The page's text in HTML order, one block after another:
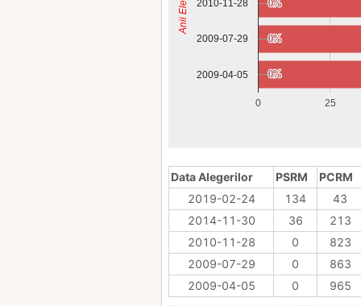
0 25
2010-11-28
2009-07-29
2009-04-05
0%
0%
0%
0%
0%
0%
Data Alegerilor PSRM
PCRM
2019-02-24
134
43
2014-11-30
36
213
2010-11-28
0
823
2009-07-29
0
863
2009-04-05
0 965